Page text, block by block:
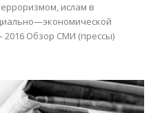
ислам в
Обзор СМИ (прессы)